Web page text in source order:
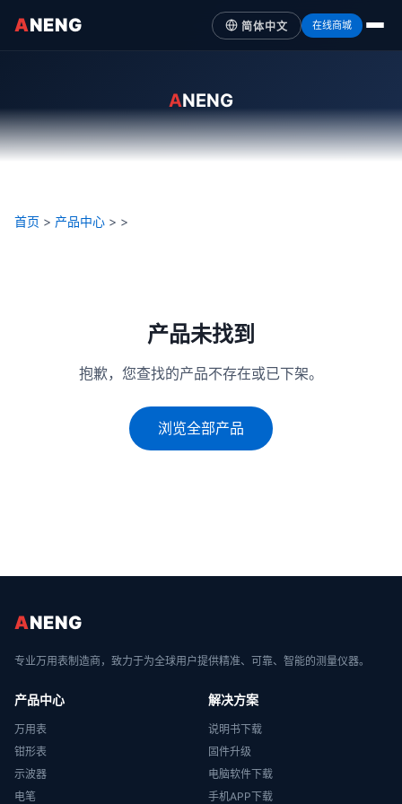
ANENG 简体中文 在线商城
ANENG
首页 > 产品中心 > >
产品未找到
抱歉，您查找的产品不存在或已下架。
浏览全部产品
ANENG
专业万用表制造商，致力于为全球用户提供精准、可靠、智能的测量仪器。
产品中心
万用表
钳形表
示波器
电笔
解决方案
说明书下载
固件升级
电脑软件下载
手机APP下载